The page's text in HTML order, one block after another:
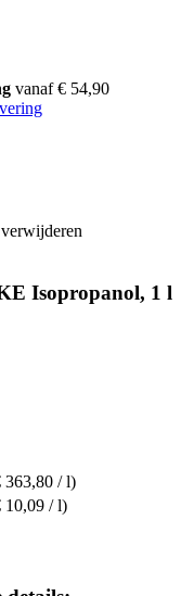
vanaf € 54,90
Isopropanol, 1 l
363,80 / l)
10,09 / l)